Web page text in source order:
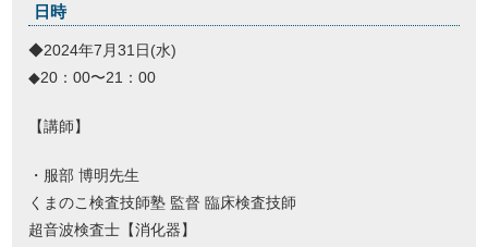
日時
◆2024年7月31日(水)
◆20：00〜21：00
【講師】
・服部 博明先生
くまのこ検査技師塾 監督 臨床検査技師
超音波検査士【消化器】